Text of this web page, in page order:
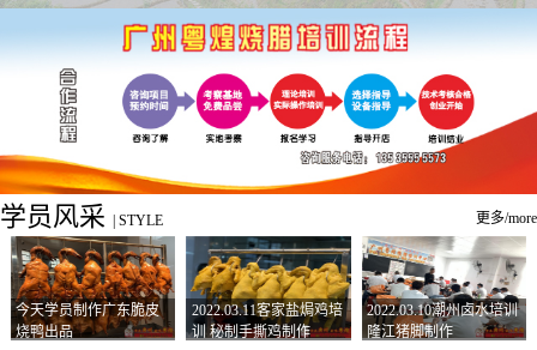
学员风采 STYLE 更多/more
今天学员制作广东脆皮
烧鸭出品
2022.03.11客家盐焗鸡培
训 秘制手撕鸡制作
2022.03.10潮州卤水培训
隆江猪脚制作